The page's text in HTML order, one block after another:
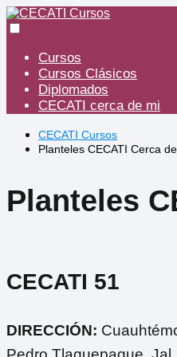
Cursos
Cursos Clásicos
Diplomados
CECATI cerca de mi
CECATI Cursos
Planteles CECATI Cerca
Planteles
CECATI 51
DIRECCIÓN: